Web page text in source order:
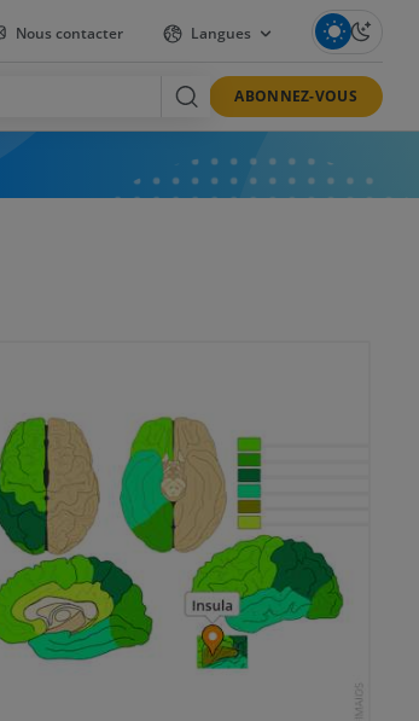
Nous contacter Langues
ABONNEZ-VOUS